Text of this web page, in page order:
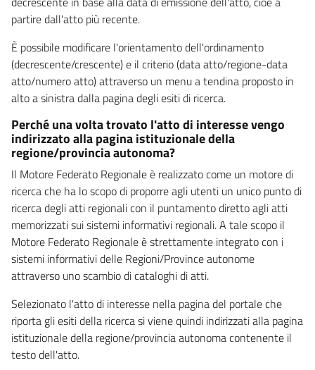
partire dall'atto più recente.
È possibile modificare l'orientamento dell'ordinamento
(decrescente/crescente) e il criterio (data atto/regione-data
atto/numero atto) attraverso un menu a tendina proposto in
alto a sinistra dalla pagina degli esiti di ricerca.
Perché una volta trovato l'atto di interesse vengo
indirizzato alla pagina istituzionale della
regione/provincia autonoma?
Il Motore Federato Regionale è realizzato come un motore di
ricerca che ha lo scopo di proporre agli utenti un unico punto di
ricerca degli atti regionali con il puntamento diretto agli atti
memorizzati sui sistemi informativi regionali. A tale scopo il
Motore Federato Regionale è strettamente integrato con i
sistemi informativi delle Regioni/Province autonome
attraverso uno scambio di cataloghi di atti.
Selezionato l'atto di interesse nella pagina del portale che
riporta gli esiti della ricerca si viene quindi indirizzati alla pagina
istituzionale della regione/provincia autonoma contenente il
testo dell'atto.